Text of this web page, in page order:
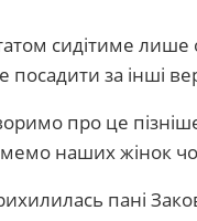
сидітиме
за інші
про це
наших жінок
пані